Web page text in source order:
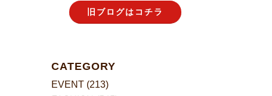
旧ブログはコチラ
CATEGORY
EVENT (213)